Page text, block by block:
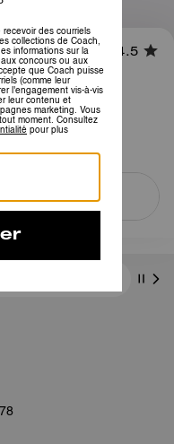
4.5
MAINTENANT